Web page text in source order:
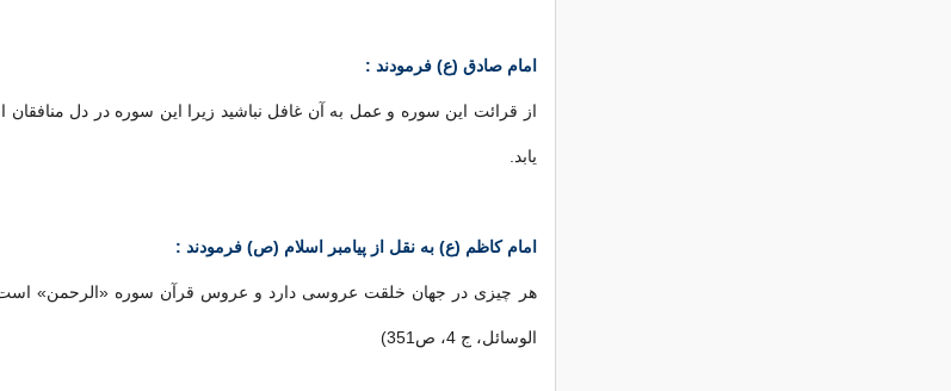
امام صادق (ع) فرمودند :
از قرائت این سوره و عمل به آن غافل نباشید زیرا این سوره در دل منافقان
یابد.
امام کاظم (ع) به نقل از پیامبر اسلام (ص) فرمودند :
هر چیزی در جهان خلقت عروسی دارد و عروس قرآن سوره «الرحمن»
الوسائل، ج 4، ص351)